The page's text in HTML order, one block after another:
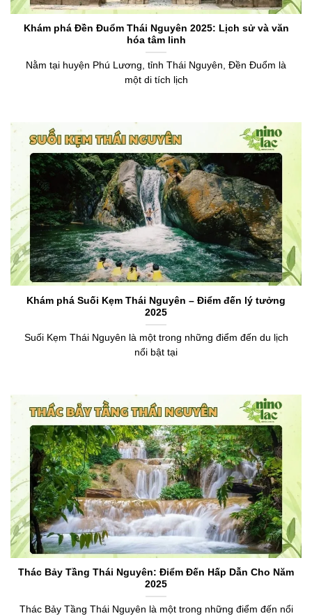
Khám phá Đền Đuổm Thái Nguyên 2025: Lịch sử và văn
hóa tâm linh
Nằm tại huyện Phú Lương, tỉnh Thái Nguyên, Đền Đuổm là
một di tích lịch
Khám phá Suối Kẹm Thái Nguyên – Điểm đến lý tưởng
2025
Suối Kẹm Thái Nguyên là một trong những điểm đến du lịch
nổi bật tại
Thác Bảy Tầng Thái Nguyên: Điểm Đến Hấp Dẫn Cho Năm
2025
Thác Bảy Tầng Thái Nguyên là một trong những điểm đến nổi